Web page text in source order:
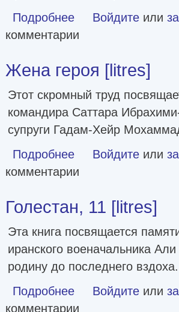
Подробнее о Палестина 1936. «Великое
Войдите или
комментарии
Жена героя [litres]
Этот скромный труд
командира Саттара
супруги Гадам-Хейр
Подробнее о Жена героя [litres]
Войдите или
комментарии
Голестан, 11 [litres]
Эта книга посвящается
иранского военачальника
родину до последнего вздоха.
Подробнее о Голестан, 11 [litres]
Войдите или
комментарии